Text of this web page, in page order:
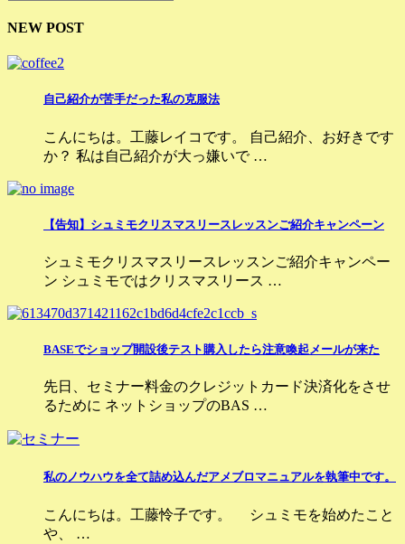
NEW POST
自己紹介が苦手だった私の克服法
こんにちは。工藤レイコです。 自己紹介、お好きです
か？ 私は自己紹介が大っ嫌いで …
【告知】シュミモクリスマスリースレッスンご紹介キャンペーン
シュミモクリスマスリースレッスンご紹介キャンペー
ン シュミモではクリスマスリース …
BASEでショップ開設後テスト購入したら注意喚起メールが来た
先日、セミナー料金のクレジットカード決済化をさせ
るために ネットショップのBAS …
私のノウハウを全て詰め込んだアメブロマニュアルを執筆中です。
こんにちは。工藤怜子です。 シュミモを始めたこと
や、 …